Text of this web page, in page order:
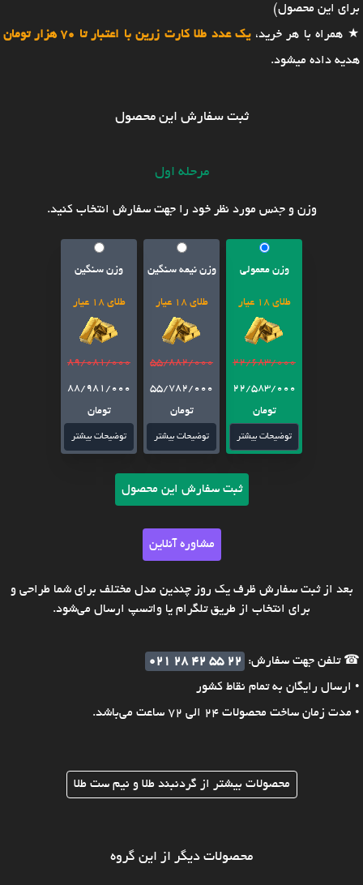
برای این محصول)
★ همراه با هر خرید،یک عدد طلا کارت زرین با اعتبار تا 70 هزار تومان
هدیه داده میشود.
ثبت سفارش این محصول
مرحله اول
وزن و جنس مورد نظر خود را جهت سفارش انتخاب کنید.
وزن معمولی
طلای 18 عیار
22/683/000
22/583/000
تومان
توضیحات بیشتر
وزن نیمه سنگین
طلای 18 عیار
55/882/000
55/782/000
تومان
توضیحات بیشتر
وزن سنگین
طلای 18 عیار
89/081/000
88/981/000
تومان
توضیحات بیشتر
ثبت سفارش این محصول
مشاوره آنلاین
بعد از ثبت سفارش ظرف یک روز چندین مدل مختلف برای شما طراحی و
برای انتخاب از طریق تلگرام یا واتسپ ارسال می‌شود.
☎ تلفن جهت سفارش:
021 28 42 55 22
• ارسال رایگان به تمام نقاط کشور
• مدت زمان ساخت محصولات 24 الی 72 ساعت می‌باشد.
محصولات بیشتر از گردنبند طلا و نیم ست طلا
محصولات دیگر از این گروه